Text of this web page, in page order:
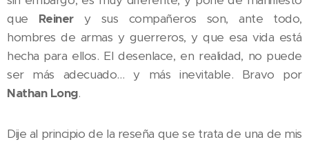
que Reinery sus compañeros son, ante todo,
hombres de armas y guerreros, y que esa vida está
hecha para ellos. El desenlace, en realidad, no puede
ser más adecuado… y más inevitable. Bravo por
Nathan Long.
Dije al principio de la reseña que se trata de una de mis